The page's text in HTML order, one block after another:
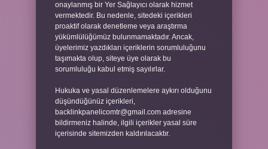
onaylanmış bir Yer Sağlayıcı olarak hizmet
vermektedir. Bu nedenle, sitedeki içerikleri
proaktif olarak denetleme veya araştırma
yükümlülüğümüz bulunmamaktadır. Ancak,
üyelerimiz yazdıkları içeriklerin sorumluluğunu
taşımakta olup, siteye üye olarak bu
sorumluluğu kabul etmiş sayılırlar.
Hukuka ve yasal düzenlemelere aykırı olduğunu
düşündüğünüz içerikleri,
backlinkpanelicomtr@gmail.com adresine
bildirmeniz halinde, ilgili içerikler yasal süre
içerisinde sitemizden kaldırılacaktır.